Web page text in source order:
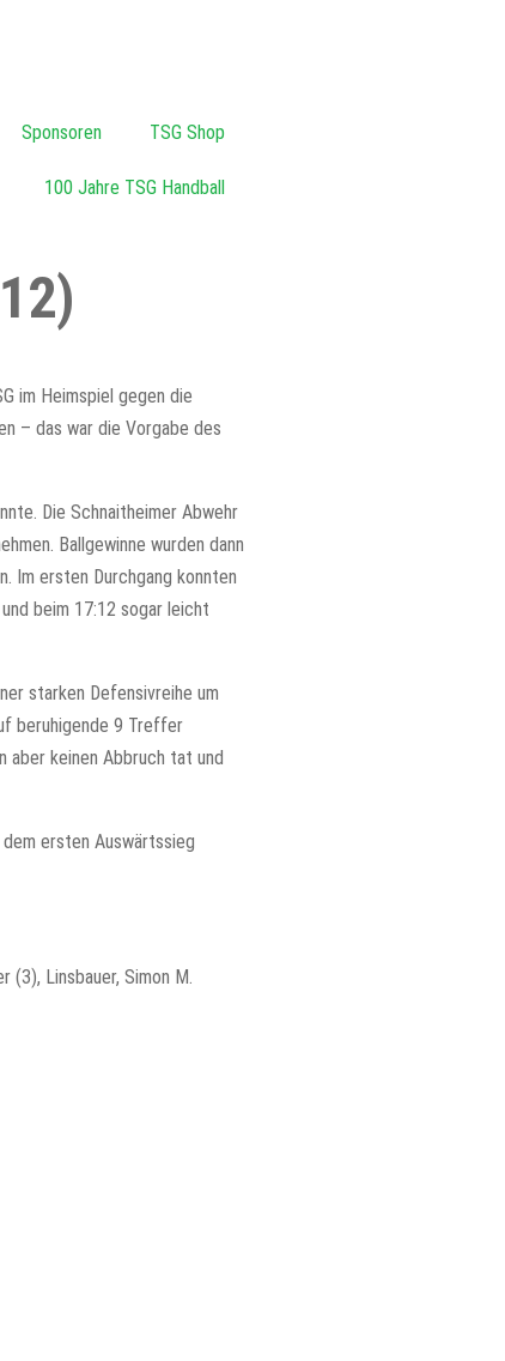
Sponsoren TSG Shop
100 Jahre TSG Handball
im Heimspiel gegen die
– das war die Vorgabe des
Die Schnaitheimer Abwehr
Ballgewinne wurden dann
Im ersten Durchgang konnten
beim 17:12 sogar leicht
starken Defensivreihe um
beruhigende 9 Treffer
aber keinen Abbruch tat und
ersten Auswärtssieg
Linsbauer, Simon M.